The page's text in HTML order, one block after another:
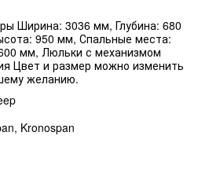
Ширина: 3036 мм, Глубина: 680
950 мм, Спальные места:
мм, Люльки с механизмом
Цвет и размер можно изменить
желанию.
Kronospan